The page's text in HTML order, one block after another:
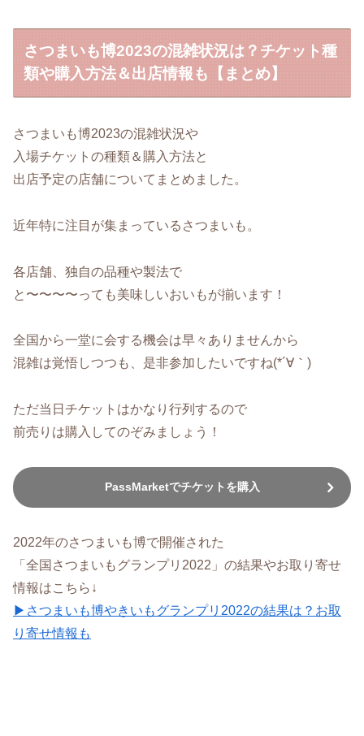
さつまいも博2023の混雑状況は？チケット種
類や購入方法＆出店情報も【まとめ】
さつまいも博2023の混雑状況や
入場チケットの種類＆購入方法と
出店予定の店舗についてまとめました。
近年特に注目が集まっているさつまいも。
各店舗、独自の品種や製法で
と〜〜〜〜っても美味しいおいもが揃います！
全国から一堂に会する機会は早々ありませんから
混雑は覚悟しつつも、是非参加したいですね(*´∀｀)
ただ当日チケットはかなり行列するので
前売りは購入してのぞみましょう！
PassMarketでチケットを購入
2022年のさつまいも博で開催された
「全国さつまいもグランプリ2022」の結果やお取り寄せ
情報はこちら↓
▶さつまいも博やきいもグランプリ2022の結果は？お取
り寄せ情報も